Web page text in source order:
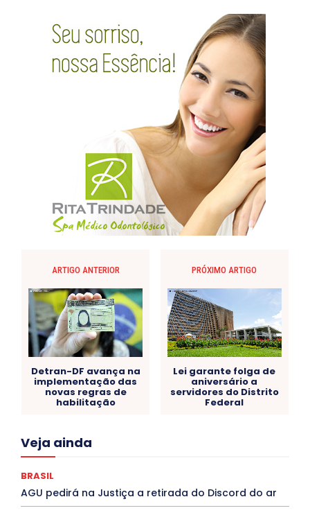
ARTIGO ANTERIOR
Detran-DF avança na
implementação das
novas regras de
habilitação
PRÓXIMO ARTIGO
Lei garante folga de
aniversário a
servidores do Distrito
Federal
Veja ainda
Acre
Congressuanas & Esplanadumas
Covid-19
Crônica Política Crônicas
CULTURA
Cultura e Tal
DANÇA Dengue
Denuncia
BRASIL
AGU pedirá na Justiça a retirada do Discord do ar